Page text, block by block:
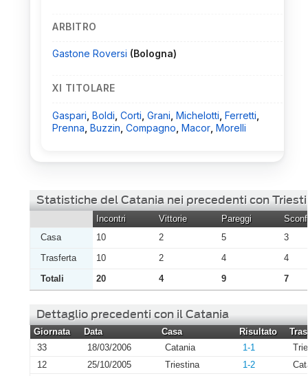
ARBITRO
Gastone Roversi (Bologna)
XI TITOLARE
Gaspari Boldi Corti Grani Michelotti Ferretti
Prenna Buzzin Compagno Macor Morelli
Statistiche del Catania nei precedenti con
Incontri Vittorie Pareggi
Casa
10 2 5
3
Trasferta
10 2 4
4
Totali
20 4 9 7
Dettaglio precedenti con il Catania
Giornata Data Casa Risultato
33
18/03/2006 Catania 1-1
12
25/10/2005 Triestina 1-2